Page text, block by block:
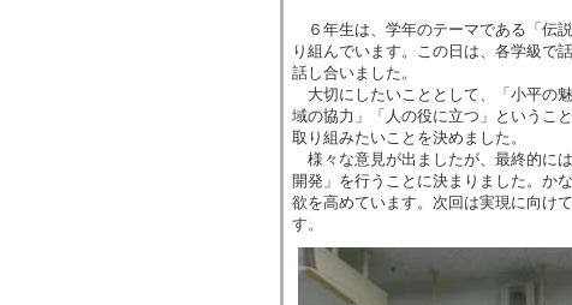
６年生は、学年のテーマである「伝
り組んでいます。この日は、各学級で
話し合いました。
大切にしたいこととして、「小平の
域の協力」「人の役に立つ」というこ
取り組みたいことを決めました。
様々な意見が出ましたが、最終的に
開発」を行うことに決まりました。か
欲を高めています。次回は実現に向け
す。